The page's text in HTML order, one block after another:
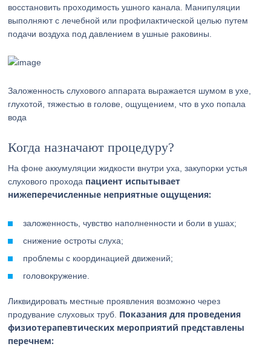
восстановить проходимость ушного канала. Манипуляции
выполняют с лечебной или профилактической целью путем
подачи воздуха под давлением в ушные раковины.
Заложенность слухового аппарата выражается шумом в ухе,
глухотой, тяжестью в голове, ощущением, что в ухо попала
вода
Когда назначают процедуру?
На фоне аккумуляции жидкости внутри уха, закупорки устья
слухового прохода пациент испытывает
нижеперечисленные неприятные ощущения:
заложенность, чувство наполненности и боли в ушах;
снижение остроты слуха;
проблемы с координацией движений;
головокружение.
Ликвидировать местные проявления возможно через
продувание слуховых труб. Показания для проведения
физиотерапевтических мероприятий представлены
перечнем: